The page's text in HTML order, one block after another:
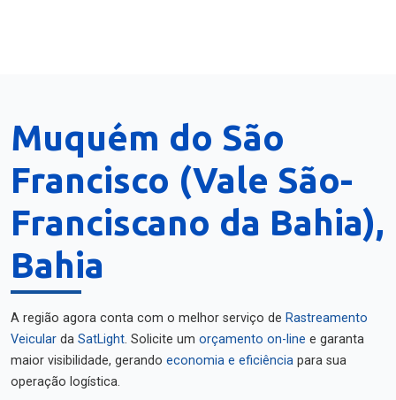
Muquém do São
Francisco (Vale São-
Franciscano da Bahia),
Bahia
A região agora conta com o melhor serviço de Rastreamento
Veicular da SatLight. Solicite um orçamento on-line e garanta
maior visibilidade, gerando economia e eficiência para sua
operação logística.